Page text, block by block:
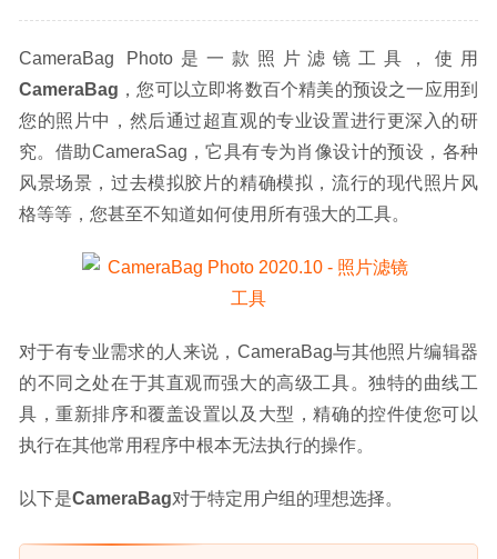
CameraBag Photo是一款照片滤镜工具，使用
CameraBag ，您可以立即将数百个精美的预设之一应用到
您的照片中，然后通过超直观的专业设置进行更深入的研
究。借助CameraSag，它具有专为肖像设计的预设，各种
风景场景，过去模拟胶片的精确模拟，流行的现代照片风
格等等，您甚至不知道如何使用所有强大的工具。
对于有专业需求的人来说，CameraBag与其他照片编辑器
的不同之处在于其直观而强大的高级工具。独特的曲线工
具，重新排序和覆盖设置以及大型，精确的控件使您可以
执行在其他常用程序中根本无法执行的操作。
以下是CameraBag对于特定用户组的理想选择。